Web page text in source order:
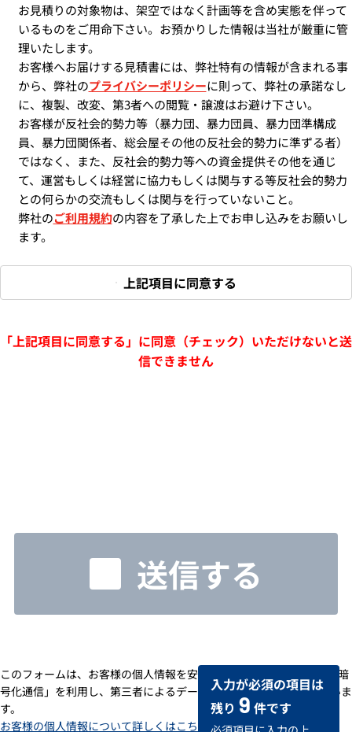
お見積りの対象物は、架空ではなく計画等を含め実態を伴って
いるものをご用命下さい。お預かりした情報は当社が厳重に管
理いたします。
お客様へお届けする見積書には、弊社特有の情報が含まれる事
から、弊社のプライバシーポリシーに則って、弊社の承諾なし
に、複製、改変、第3者への閲覧・譲渡はお避け下さい。
お客様が反社会的勢力等（暴力団、暴力団員、暴力団準構成
員、暴力団関係者、総会屋その他の反社会的勢力に準ずる者）
ではなく、また、反社会的勢力等への資金提供その他を通じ
て、運営もしくは経営に協力もしくは関与する等反社会的勢力
との何らかの交流もしくは関与を行っていないこと。
弊社のご利用規約の内容を了承した上でお申し込みをお願いし
ます。
上記項目に同意する
「上記項目に同意する」に同意（チェック）いただけないと送
信できません
送信する
このフォームは、お客様の個人情報を安全に送受信するための「SSL暗
号化通信」を利用し、第三者によるデータの改ざんや盗用を防いでいま
す。
お客様の個人情報について詳しくはこちら
入力が必須の項目は
残り 9 件です